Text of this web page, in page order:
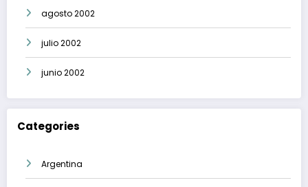
agosto 2002
julio 2002
junio 2002
Categories
Argentina